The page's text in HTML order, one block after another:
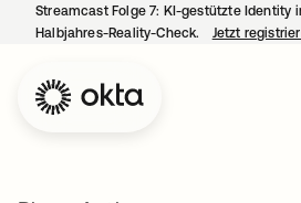
Streamcast Folge 7: KI-gestützte Identity
Halbjahres-Reality-Check.
Jetzt